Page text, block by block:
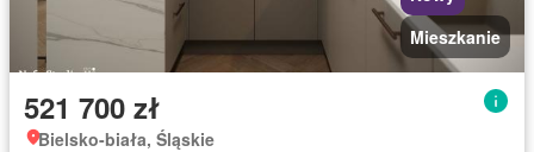
Mieszkanie
521 700 zł
Bielsko-biała, Śląskie